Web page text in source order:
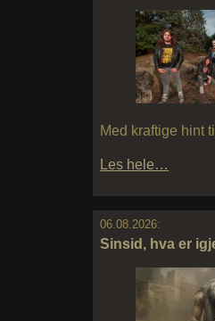
Med kraftige hint
Les hele…
06.08.2026:
Sinsid, hva er